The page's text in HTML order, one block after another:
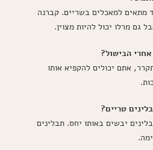
מתאים למאכלים בשריים. קברנה
גם מרלו יכול להיות מצוין.
הבישול?
אתם יכולים להקפיא אותו
טריים?
יבשים באותו יחס. תבלינים